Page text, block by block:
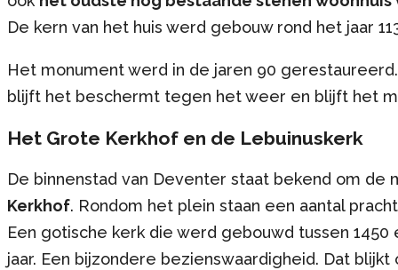
De kern van het huis werd gebouw rond het jaar
Het monument werd in de jaren 90
blijft het beschermt tegen het weer en blijft het
Het Grote Kerkhof en de Lebuinuskerk
De binnenstad van Deventer staat bekend om de
Kerkhof. Rondom het plein staan een aantal
Een gotische kerk die werd gebouwd tussen 1450
jaar. Een bijzondere bezienswaardigheid. Dat